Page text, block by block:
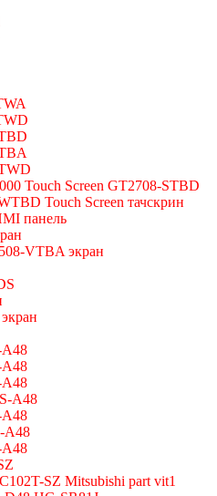
Touch Screen GT2708-STBD
Touch Screen тачскрин
панель
VTBA экран
A48
A48
A48
A48
A48
A48
A48
SZ Mitsubishi part vit1